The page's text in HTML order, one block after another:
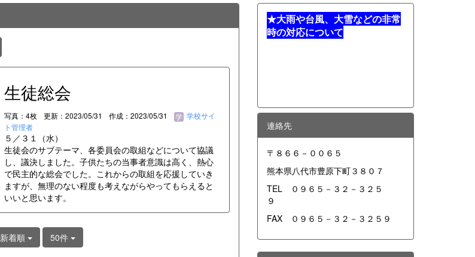
生徒総会
写真：4枚 更新：2023/05/31 作成：2023/05/31
学校サイ
ト管理者
５／３１（水）
生徒会のサブテーマ、各委員会の取組などについて協議
し、議決しました。子供たちの当事者意識は高く、熱心
で民主的な総会でした。これからの取組を応援していき
ますが、無理のない程度も考えながらやってもらえると
いいと思います。
新着順 50件
★大雨や台風、大雪などの非常
時の対応について
連絡先
〒８６６－００６５
熊本県八代市豊原下町３８０７
TEL ０９６５－３２－３２５
９
FAX ０９６５－３２－３２５９